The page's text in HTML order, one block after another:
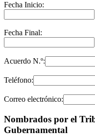
Fecha Inicio:
Fecha Final:
Acuerdo N.º:
Teléfono:
Correo electrónico:
Nombrados por el
Gubernamental